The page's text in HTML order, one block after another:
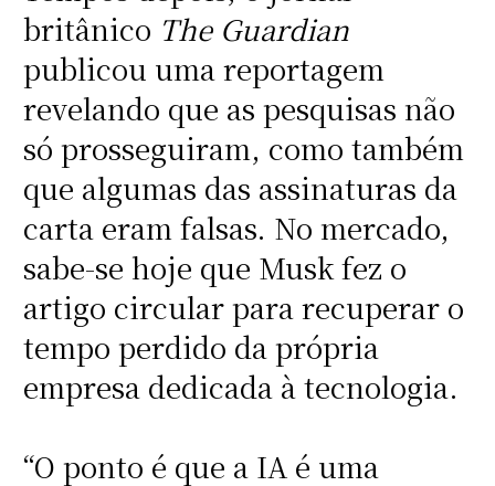
britânico The Guardian
publicou uma reportagem
revelando que as pesquisas não
só prosseguiram, como também
que algumas das assinaturas da
carta eram falsas. No mercado,
sabe-se hoje que Musk fez o
artigo circular para recuperar o
tempo perdido da própria
empresa dedicada à tecnologia.
“O ponto é que a IA é uma